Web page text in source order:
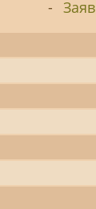
- Заяв